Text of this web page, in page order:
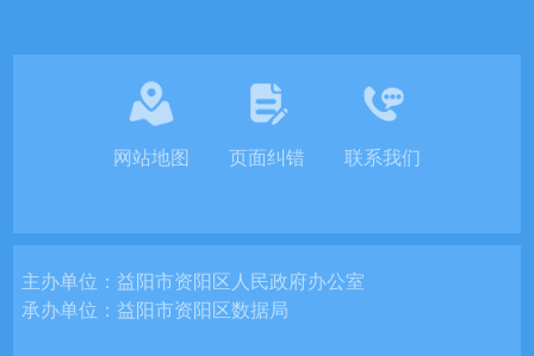
网站地图 页面纠错 联系我们
主办单位：益阳市资阳区人民政府办公室
承办单位：益阳市资阳区数据局